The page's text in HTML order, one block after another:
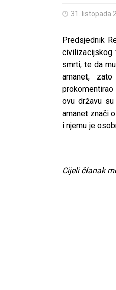
31. listopada
Predsjednik
civilizacijskog
smrti, te da
amanet,
ovu državu
amanet znači
i njemu je
Cijeli članak